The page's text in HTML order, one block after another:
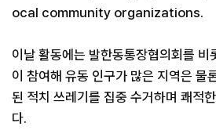
ocal community organizations.
이날 활동에는 발한동통장협의회를
이 참여해 유동 인구가 많은 지역은 물
된 적치 쓰레기를 집중 수거하며 쾌적
다.